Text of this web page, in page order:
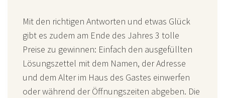
Mit den richtigen Antworten und etwas Glück
gibt es zudem am Ende des Jahres 3 tolle
Preise zu gewinnen: Einfach den ausgefüllten
Lösungszettel mit dem Namen, der Adresse
und dem Alter im Haus des Gastes einwerfen
oder während der Öffnungszeiten abgeben. Die